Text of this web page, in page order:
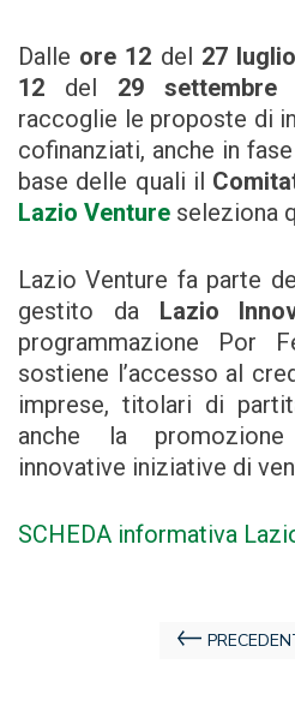
Dalle ore 12 del 27
12 del 29 settembre
raccoglie le proposte di
cofinanziati, anche in
base delle quali il
Lazio Venture seleziona
Lazio Venture fa parte
gestito da Lazio
programmazione Por
sostiene l’accesso al
imprese, titolari di
anche la
innovative iniziative di
SCHEDA informativa
Navigazione